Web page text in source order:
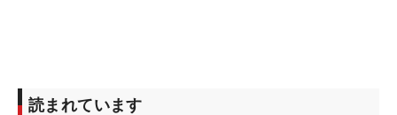
読まれています